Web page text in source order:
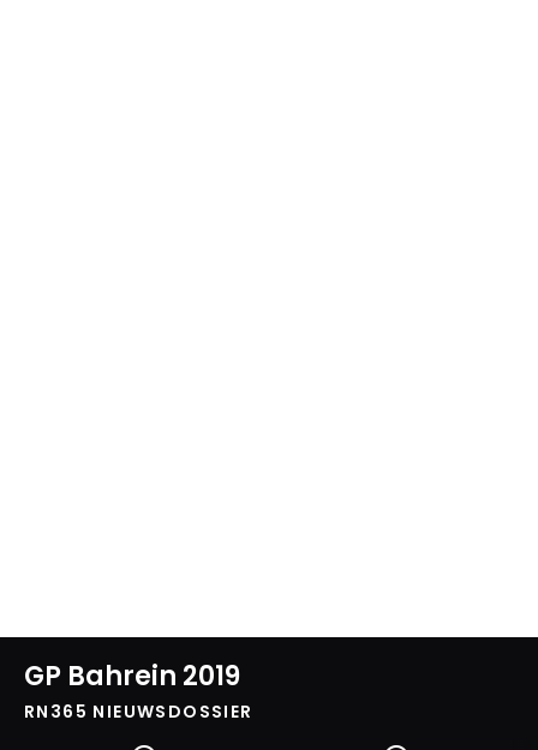
GP Bahrein 2019
RN365 NIEUWSDOSSIER